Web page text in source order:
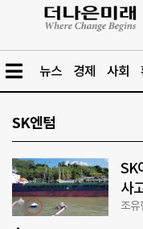
뉴스 경제 사회
SK엔텀
SK
사
조유